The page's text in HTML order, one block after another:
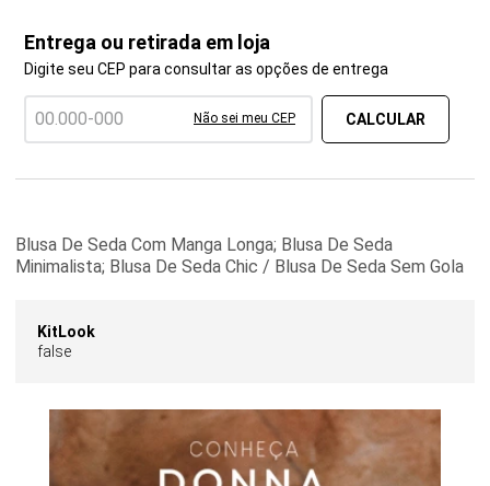
Entrega ou retirada em loja
Digite seu CEP para consultar as opções de entrega
Não sei meu CEP
Blusa De Seda Com Manga Longa; Blusa De Seda
Minimalista; Blusa De Seda Chic / Blusa De Seda Sem Gola
KitLook
false